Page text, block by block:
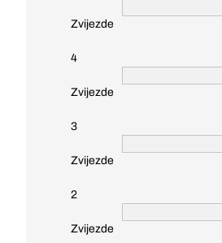
Zvijezde
4
Zvijezde
3
Zvijezde
2
Zvijezde